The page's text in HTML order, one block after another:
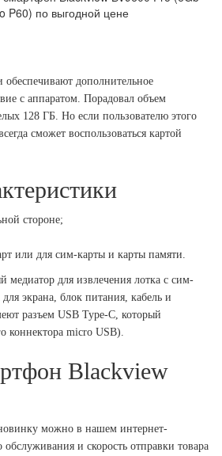
дополнительное
с аппаратом. Порадовал объем
128 ГБ. Но если пользователю этого
сможет воспользоваться картой
стороне;
или для сим-карты и карты памяти.
медиатор для извлечения лотка с сим-
экрана, блок питания, кабель и
разъем USB Type-C, который
коннектора micro USB).
Blackview
можно в нашем интернет-
и скорость отправки товара